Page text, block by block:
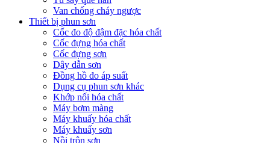
Van chống cháy ngược
Thiết bị phun sơn
Cốc đo độ đậm đặc hóa chất
Cốc đựng hóa chất
Cốc đựng sơn
Dây dẫn sơn
Đồng hồ đo áp suất
Dụng cụ phun sơn khác
Khớp nối hóa chất
Máy bơm màng
Máy khuấy hóa chất
Máy khuấy sơn
Nồi trộn sơn